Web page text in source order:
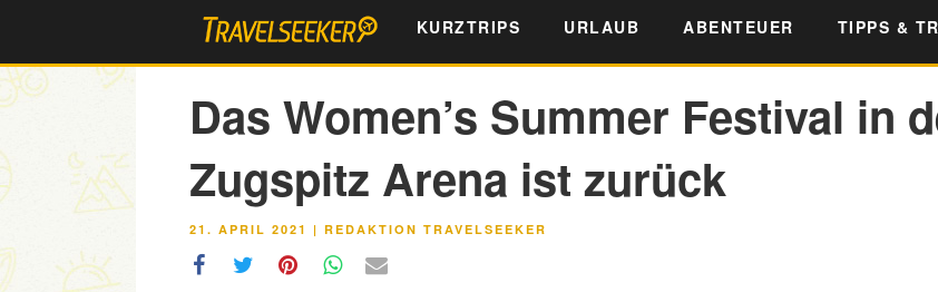
springen
KURZTRIPS URLAUB ABENTEUER TIPPS &
Das Women’s Summer Festival in
Zugspitz Arena ist zurück
VERÖFFENTLICHT
21. APRIL 2021 | REDAKTION TRAVELSEEKER